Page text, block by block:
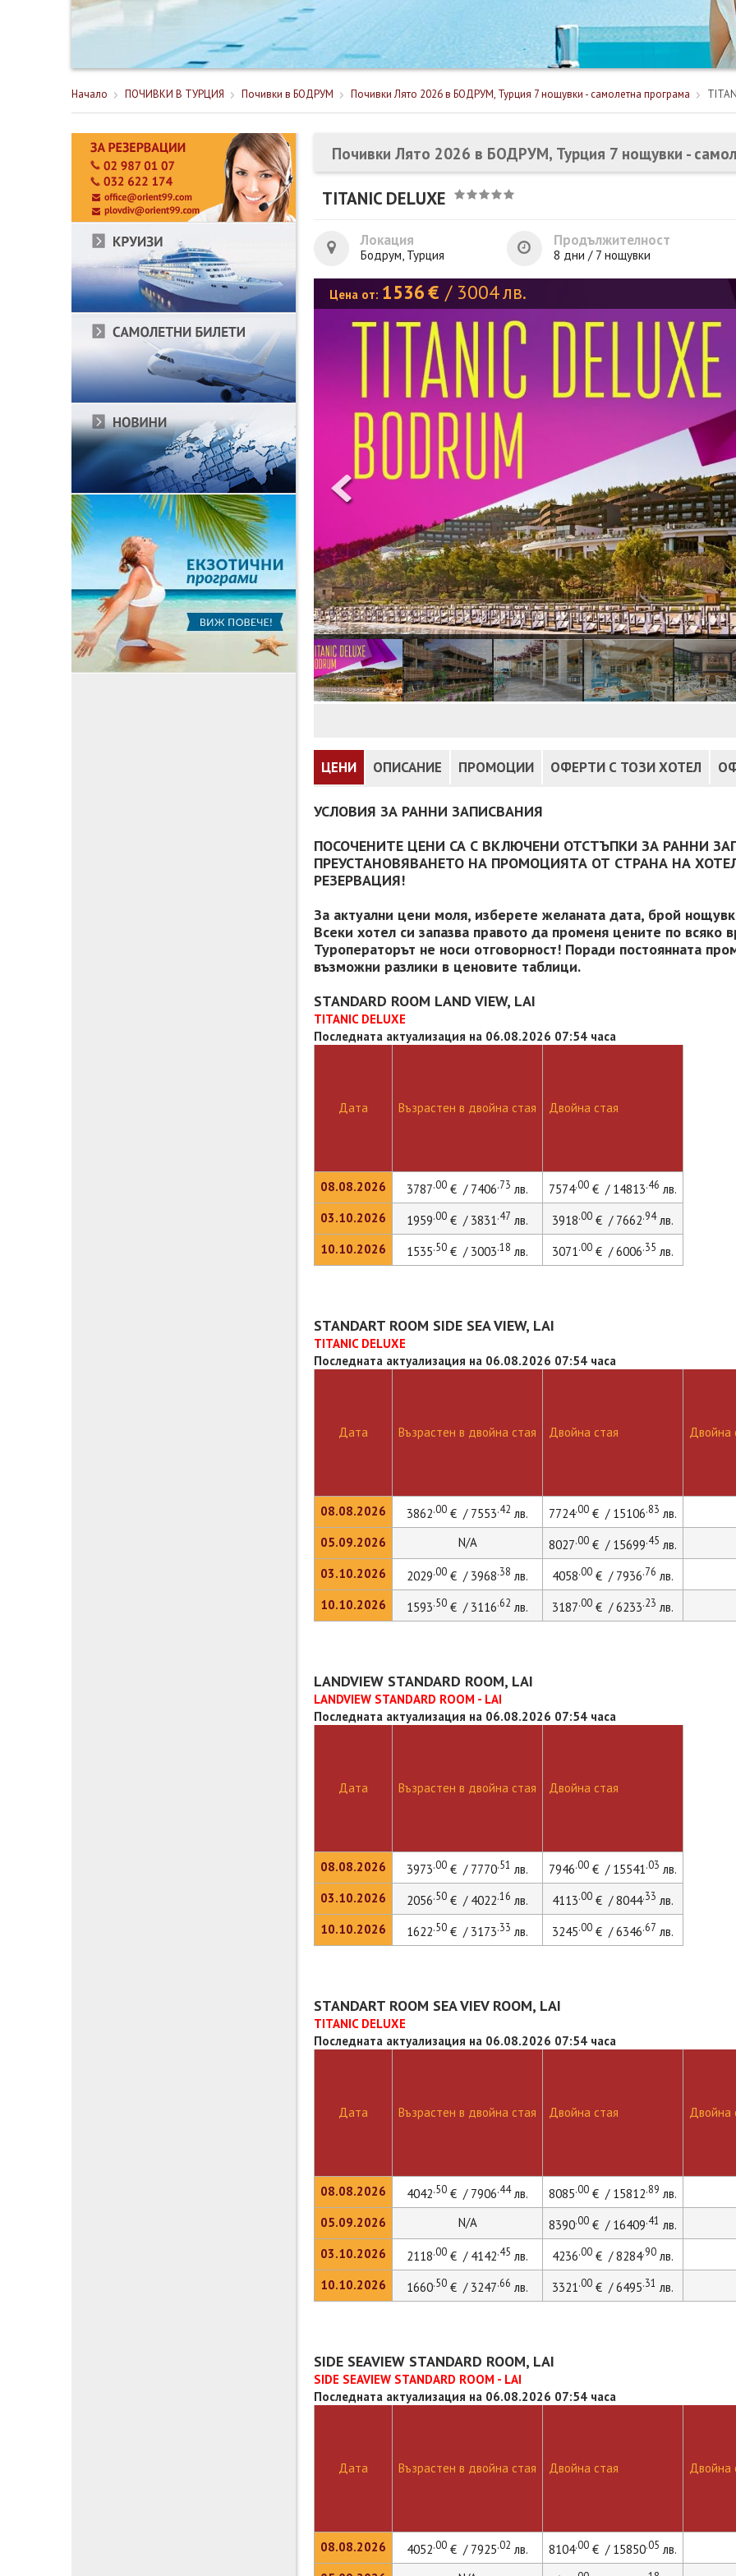
Начало ПОЧИВКИ В ТУРЦИЯ Почивки в БОДРУМ Почивки Лято 2026 в БОДРУМ, Турция 7 нощувки - самолетна програма
Почивки Лято 2026 в БОДРУМ, Турция 7 нощувки -
TITANIC DELUXE
Локация
Бодрум, Турция
Продължителност
8 дни / 7 нощувки
Цена от: 1536€ / 3004лв.
ЦЕНИ ОПИСАНИЕ ПРОМОЦИИ ОФЕРТИ С ТОЗИ ХОТЕЛ
УСЛОВИЯ ЗА РАННИ ЗАПИСВАНИЯ
ПОСОЧЕНИТЕ ЦЕНИ СА С ВКЛЮЧЕНИ ОТСТЪПКИ ЗА РАННИ
ПРЕУСТАНОВЯВАНЕТО НА ПРОМОЦИЯТА ОТ СТРАНА НА
РЕЗЕРВАЦИЯ!
За актуални цени моля, изберете желаната дата, брой
Всеки хотел си запазва правото да променя цените по
Туроператорът не носи отговорност! Поради постоянната
възможни разлики в ценовите таблици.
STANDARD ROOM LAND VIEW, LAI
TITANIC DELUXE
Последната актуализация на 06.08.2026 07:54 часа
Дата
08.08.2026
03.10.2026
10.10.2026
Възрастен в двойна стая Двойна стая
3787.00 € / 7406.73 лв. 7574.00 € / 14813.46 лв.
1959.00 € / 3831.47 лв. 3918.00 € / 7662.94лв.
1535.50 € / 3003.18 лв. 3071.00 € / 6006.35 лв.
STANDART ROOM SIDE SEA VIEW, LAI
TITANIC DELUXE
Последната актуализация на 06.08.2026 07:54 часа
Дата
08.08.2026
05.09.2026
03.10.2026
10.10.2026
Възрастен в двойна стая Двойна стая Двойна
3862.00 € / 7553.42 лв. 7724.00 € / 15106.83 лв.
N/A
8027.00 € / 15699.45 лв.
2029.00 € / 3968.38 лв. 4058.00 € / 7936.76 лв.
1593.50 € / 3116.62 лв. 3187.00 € / 6233.23 лв.
LANDVIEW STANDARD ROOM, LAI
LANDVIEW STANDARD ROOM - LAI
Последната актуализация на 06.08.2026 07:54 часа
Дата
08.08.2026
03.10.2026
10.10.2026
Възрастен в двойна стая Двойна стая
3973.00 € / 7770.51 лв. 7946.00 € / 15541.03 лв.
2056.50 € / 4022.16 лв. 4113.00 € / 8044.33 лв.
1622.50 € / 3173.33 лв. 3245.00 € / 6346.67 лв.
STANDART ROOM SEA VIEV ROOM, LAI
TITANIC DELUXE
Последната актуализация на 06.08.2026 07:54 часа
Дата
08.08.2026
05.09.2026
03.10.2026
10.10.2026
Възрастен в двойна стая Двойна стая Двойна
4042.50 € / 7906.44лв. 8085.00 € / 15812.89 лв.
N/A
8390.00 € / 16409.41 лв.
2118.00 € / 4142.45 лв. 4236.00 € / 8284.90 лв.
1660.50 € / 3247.66 лв. 3321.00 € / 6495.31 лв.
SIDE SEAVIEW STANDARD ROOM, LAI
SIDE SEAVIEW STANDARD ROOM - LAI
Последната актуализация на 06.08.2026 07:54 часа
Дата
08.08.2026
Възрастен в двойна стая Двойна стая Двойна
4052.00 € / 7925.02 лв. 8104.00 € / 15850.05 лв.